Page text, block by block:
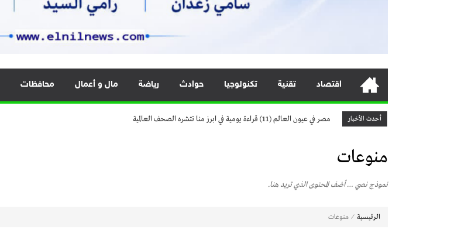
اقتصاد تقنية تكنولوجيا حوادث رياضة مال و أعمال محافظات
أحدث الأخبار
صوت من قلب الصراع.. قصيدة يمنية
“سلسلة: مفاهيم تصنع الفرق المقال الأول: التمكين.. عندما تتحول الفرصة إلى حق”
مصر في عيون العالم (11) قراءة يومية في ابرز منا تتشره الصحف العالمية
استقسموا بالازلام… نجوي الحاورني
مصر في عيون العالم (11) قراءة يومية في ابرز منا تتشره الصحف العالمية
منوعات
نموذج نصي … أضف المحتوى الذي تريد هنا.
الرئيسية ⁄ منوعات